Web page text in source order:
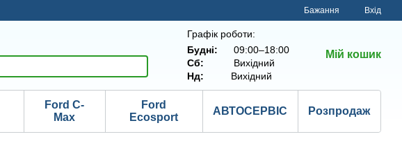
Бажання Вхід
Графік роботи:
Будні:
09:00–18:00
Сб:
Вихідний
Нд:
Вихідний
Мій кошик
Ford C-
Max
Ford
Ecosport
АВТОСЕРВІС Розпродаж